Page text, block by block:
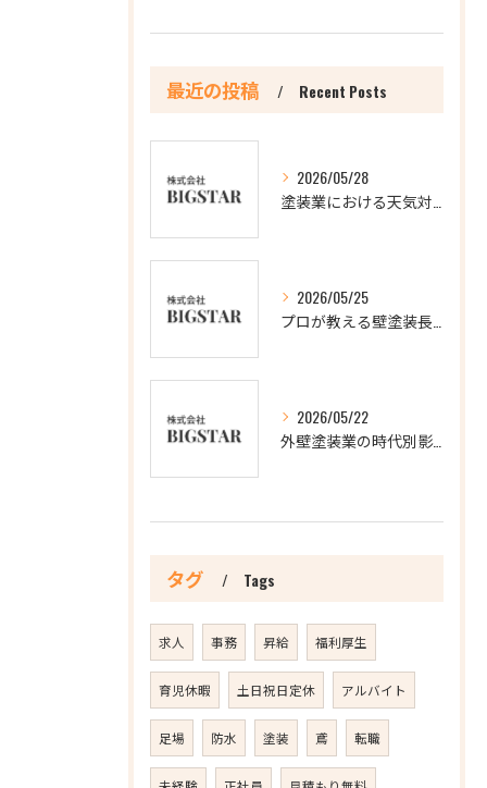
最近の投稿 Recent Posts
2026/05/28
2026/05/25
2026/05/22
外壁塗装業の時代別影響分析
タグ Tags
求人 事務 昇給 福利厚生
育児休暇 土日祝日定休 アルバイト
足場 防水 塗装 鳶 転職